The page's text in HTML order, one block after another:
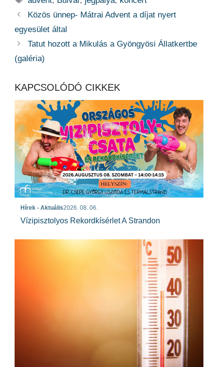
Közös ünnep- Mátrai Advent a díjat nyert
egyesület által
Tatut hozott a Mikulás a Gyöngyösi Állatkertbe
(galéria)
KAPCSOLÓDÓ CIKKEK
Hírek - Aktuális2026. 08. 06.
Vízipisztolyos Rekordkísérlet A Strandon